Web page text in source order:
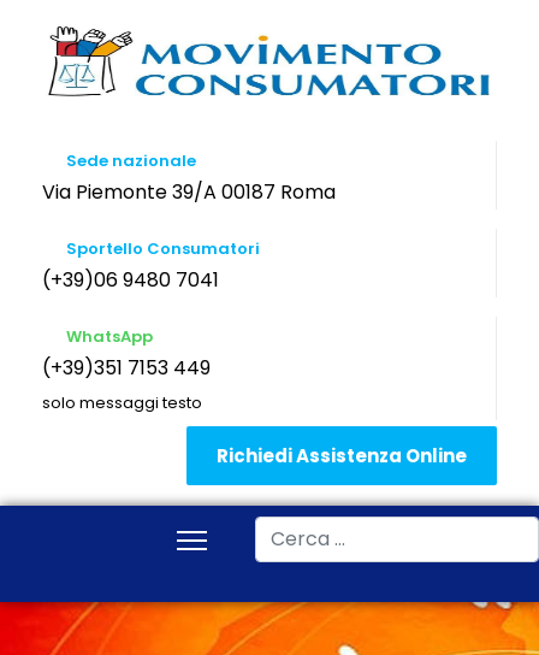
Sede nazionale
Via Piemonte 39/A 00187 Roma
Sportello Consumatori
(+39)06 9480 7041
WhatsApp
(+39)351 7153 449
solo messaggi testo
Richiedi Assistenza Online
Cerca